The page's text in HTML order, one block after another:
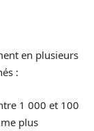
en plusieurs
:
1 000 et 100
plus